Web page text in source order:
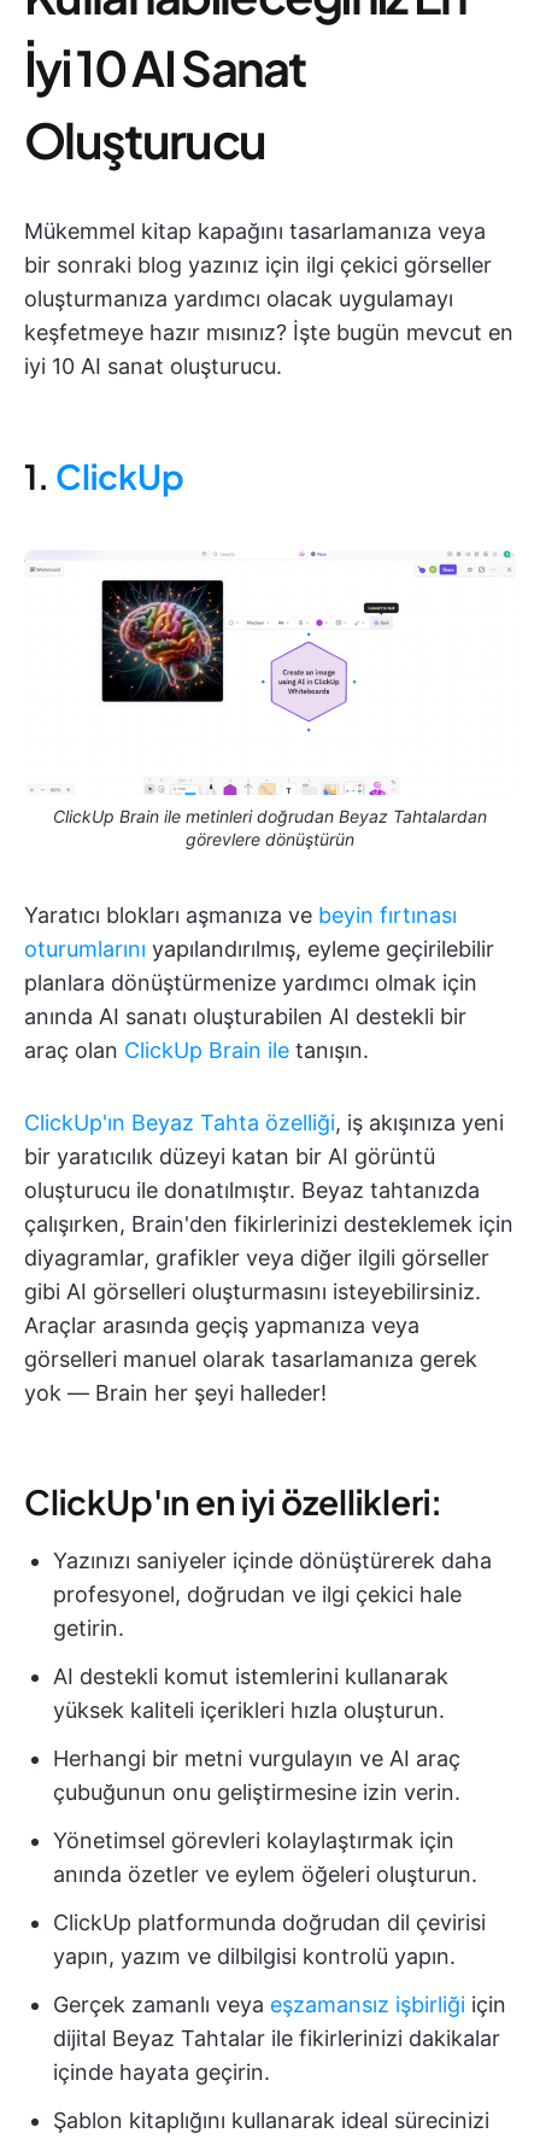
İyi 10 AI Sanat
Oluşturucu
Mükemmel kitap kapağını tasarlamanıza veya
bir sonraki blog yazınız için ilgi çekici görseller
oluşturmanıza yardımcı olacak uygulamayı
keşfetmeye hazır mısınız? İşte bugün mevcut en
iyi 10 AI sanat oluşturucu.
1. ClickUp
ClickUp Brain ile metinleri doğrudan Beyaz Tahtalardan
görevlere dönüştürün
Yaratıcı blokları aşmanıza ve beyin fırtınası
oturumlarını yapılandırılmış, eyleme geçirilebilir
planlara dönüştürmenize yardımcı olmak için
anında AI sanatı oluşturabilen AI destekli bir
araç olan ClickUp Brain ile tanışın.
ClickUp'ın Beyaz Tahta özelliği, iş akışınıza yeni
bir yaratıcılık düzeyi katan bir AI görüntü
oluşturucu ile donatılmıştır. Beyaz tahtanızda
çalışırken, Brain'den fikirlerinizi desteklemek için
diyagramlar, grafikler veya diğer ilgili görseller
gibi AI görselleri oluşturmasını isteyebilirsiniz.
Araçlar arasında geçiş yapmanıza veya
görselleri manuel olarak tasarlamanıza gerek
yok — Brain her şeyi halleder!
ClickUp'ın en iyi özellikleri:
Yazınızı saniyeler içinde dönüştürerek daha
profesyonel, doğrudan ve ilgi çekici hale
getirin.
AI destekli komut istemlerini kullanarak
yüksek kaliteli içerikleri hızla oluşturun.
Herhangi bir metni vurgulayın ve AI araç
çubuğunun onu geliştirmesine izin verin.
Yönetimsel görevleri kolaylaştırmak için
anında özetler ve eylem öğeleri oluşturun.
ClickUp platformunda doğrudan dil çevirisi
yapın, yazım ve dilbilgisi kontrolü yapın.
Gerçek zamanlı veya eşzamansız işbirliği için
dijital Beyaz Tahtalar ile fikirlerinizi dakikalar
içinde hayata geçirin.
Şablon kitaplığını kullanarak ideal sürecinizi